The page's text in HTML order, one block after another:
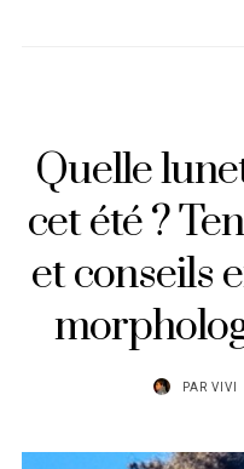
Quelle
cet été ?
et conseils
PAR VIVI